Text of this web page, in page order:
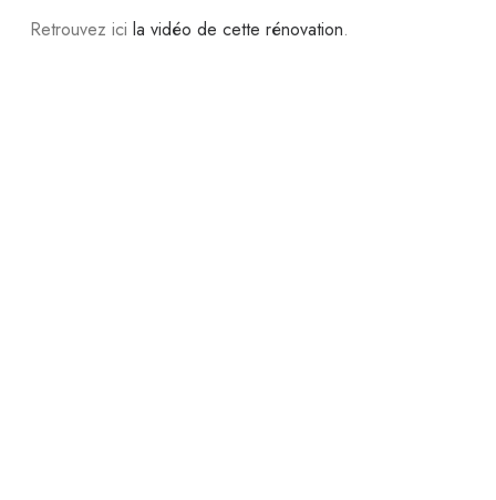
Retrouvez ici la vidéo de cette rénovation.